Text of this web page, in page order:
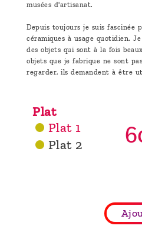
musées d'artisanat.
Depuis toujours je suis fascinée
céramiques à usage quotidien.
des objets qui sont à la fois
objets que je fabrique ne sont
regarder, ils demandent à être
Plat
Plat 1
Plat 2